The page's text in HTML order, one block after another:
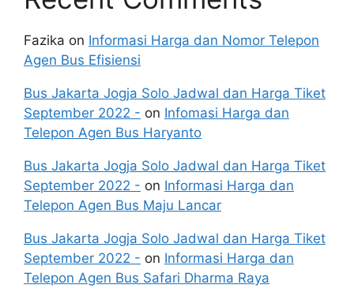
Fazika on Informasi Harga dan Nomor Telepon
Agen Bus Efisiensi
Bus Jakarta Jogja Solo Jadwal dan Harga Tiket
September 2022 - on Infomasi Harga dan
Telepon Agen Bus Haryanto
Bus Jakarta Jogja Solo Jadwal dan Harga Tiket
September 2022 - on Informasi Harga dan
Telepon Agen Bus Maju Lancar
Bus Jakarta Jogja Solo Jadwal dan Harga Tiket
September 2022 - on Informasi Harga dan
Telepon Agen Bus Safari Dharma Raya